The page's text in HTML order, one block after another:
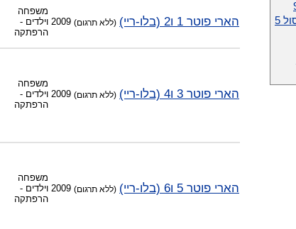
הארי פוטר 1 ו2 (בלו-ריי) (ללא תרגום) 2009
משפחה
וילדים -
הרפתקה
הארי פוטר 3 ו4 (בלו-ריי) (ללא תרגום) 2009
משפחה
וילדים -
הרפתקה
הארי פוטר 5 ו6 (בלו-ריי) (ללא תרגום) 2009
משפחה
וילדים -
הרפתקה
מבצע חיסול 5